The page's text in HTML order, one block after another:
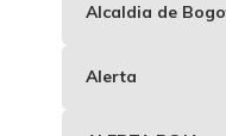
Alcaldia de
Alerta